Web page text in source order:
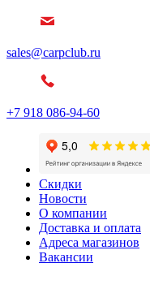
sales@carpclub.ru
+7 918 086-94-60
Скидки
Новости
О компании
Доставка и оплата
Адреса магазинов
Вакансии